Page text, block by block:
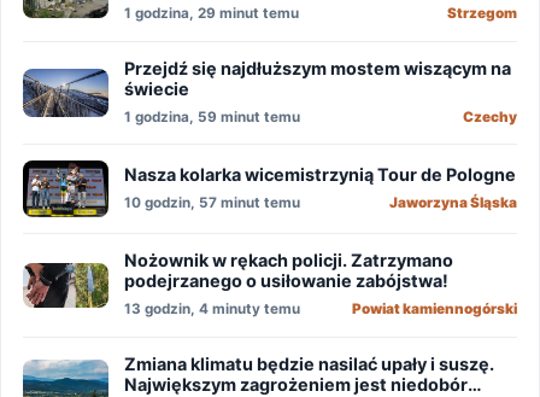
1 godzina, 29 minut temu Strzegom
Przejdź się najdłuższym mostem wiszącym na
świecie
1 godzina, 59 minut temu Czechy
Nasza kolarka wicemistrzynią Tour de Pologne
10 godzin, 57 minut temu Jaworzyna Śląska
Nożownik w rękach policji. Zatrzymano
podejrzanego o usiłowanie zabójstwa!
13 godzin, 4 minuty temu Powiat kamiennogórski
Zmiana klimatu będzie nasilać upały i suszę.
Największym zagrożeniem jest niedobór